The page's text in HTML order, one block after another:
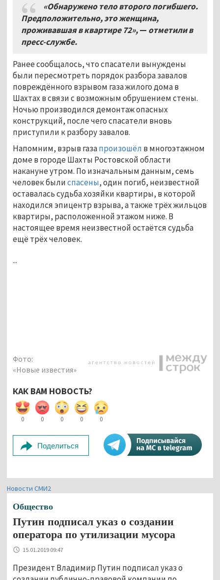
«Обнаружено тело второго погибшего.
Предположительно, это женщина,
проживавшая в квартире 72»,— отметили в
пресс-службе.
Ранее сообщалось, что спасатели вынуждены
были пересмотреть порядок разбора завалов
повреждённого взрывом газа жилого дома в
Шахтах в связи с возможным обрушением стены.
Ночью производился демонтаж опасных
конструкций, после чего спасатели вновь
приступили к разбору завалов.
Напомним, взрыв газапроизошёл в многоэтажном
доме в городе Шахты Ростовской области
накануне утром. По изначальным данным, семь
человек былиспасены, один погиб, неизвестной
оставалась судьба хозяйки квартиры, в которой
находился эпицентр взрыва, а также трёх жильцов
квартиры, расположенной этажом ниже. В
настоящее время неизвестной остаётся судьба
ещё трёх человек.
...
Фото:
«Новые известия»
КАК ВАМ НОВОСТЬ?
0 0 0 0 0
Поделиться
Новости СМИ2
Общество
Путин подписал указ о создании
оператора по утилизации мусора
15.01.2019 09:47
Президент Владимир Путин подписал указ о